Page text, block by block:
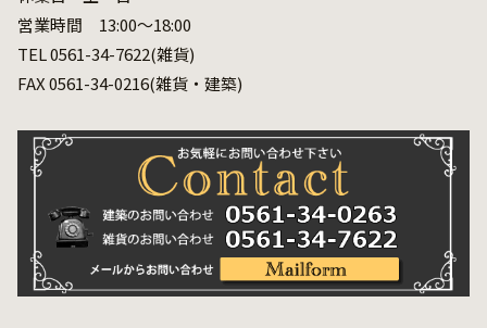
営業時間 13:00～18:00
TEL 0561-34-7622(雑貨)
FAX 0561-34-0216(雑貨・建築)